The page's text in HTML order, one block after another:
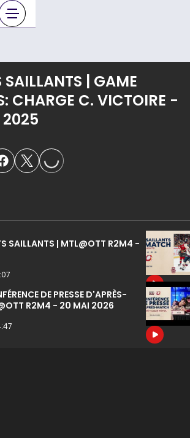
SAILLANTS | GAME
CHARGE C. VICTOIRE -
2025LOADING...
SAILLANTS | MTL@OTT R2M4 -
DE PRESSE D'APRÈS-
R2M4 - 20 MAI 2026